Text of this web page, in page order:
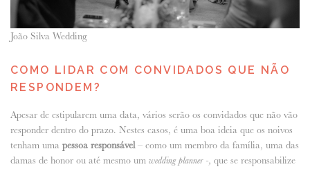
João Silva Wedding
COMO LIDAR COM CONVIDADOS QUE NÃO
RESPONDEM?
Apesar de estipularem uma data, vários serão os convidados que não vão
responder dentro do prazo. Nestes casos, é uma boa ideia que os noivos
tenham uma pessoa responsável – como um membro da família, uma das
damas de honor ou até mesmo um wedding planner -, que se responsabilize